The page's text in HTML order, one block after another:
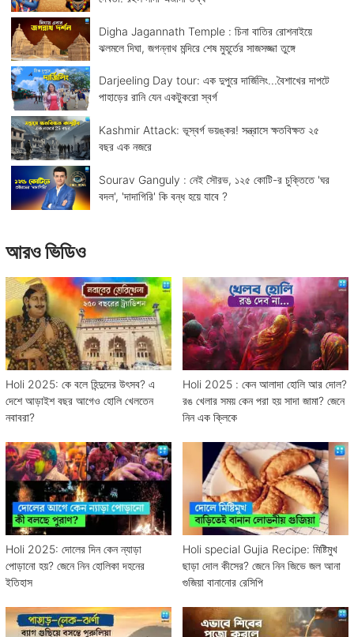
Digha Jagannath Temple : চিনা বাতির রোশনাইয়ে
ঝলমলে দিঘা, জগন্নাথ মন্দিরে শেষ মুহূর্তের সাজসজ্জা তুঙ্গে
Darjeeling Day tour: এক দুপুরে দার্জিলিং...বৈশাখের দাপটে
পাহাড়ের রানি যেন একটুকরো স্বর্গ
Kashmir Attack: ভূস্বর্গ ভয়ঙ্কর! সন্ত্রাসে ক্ষতবিক্ষত ২৫
বছর এক নজরে
Sourav Ganguly : নেই সৌরভ, ১২৫ কোটি-র চুক্তিতে 'ঘর
বদল', 'দাদাগিরি' কি বন্ধ হয়ে যাবে ?
আরও ভিডিও
Holi 2025: কে বলে হিন্দুদের উৎসব? এ
দেশে আড়াইশ বছর আগেও হোলি খেলতেন
নবাবরা?
Holi 2025 : কেন আলাদা হোলি আর দোল?
রঙ খেলার সময় কেন পরা হয় সাদা জামা? জেনে
নিন এক ক্লিকে
Holi 2025: দোলের দিন কেন ন্যাড়া
পোড়ানো হয়? জেনে নিন হোলিকা দহনের
ইতিহাস
Holi special Gujia Recipe: মিষ্টিমুখ
ছাড়া দোল কীসের? জেনে নিন জিভে জল আনা
গুজিয়া বানানোর রেসিপি